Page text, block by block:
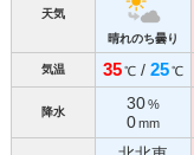
天気
晴れのち曇り
気温 35℃/ 25℃
降水 30%
0mm